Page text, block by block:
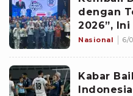
dengan
2026”,
Lomba
Nasional 6/
Kabar